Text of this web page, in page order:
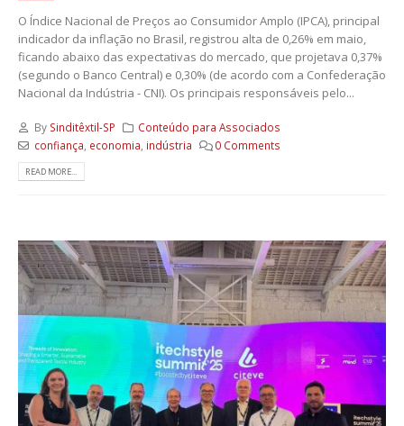
O Índice Nacional de Preços ao Consumidor Amplo (IPCA), principal
indicador da inflação no Brasil, registrou alta de 0,26% em maio,
ficando abaixo das expectativas do mercado, que projetava 0,37%
(segundo o Banco Central) e 0,30% (de acordo com a Confederação
Nacional da Indústria - CNI). Os principais responsáveis pelo...
By Sinditêxtil-SP
Conteúdo para Associados
confiança economia indústria 0 Comments
READ MORE...